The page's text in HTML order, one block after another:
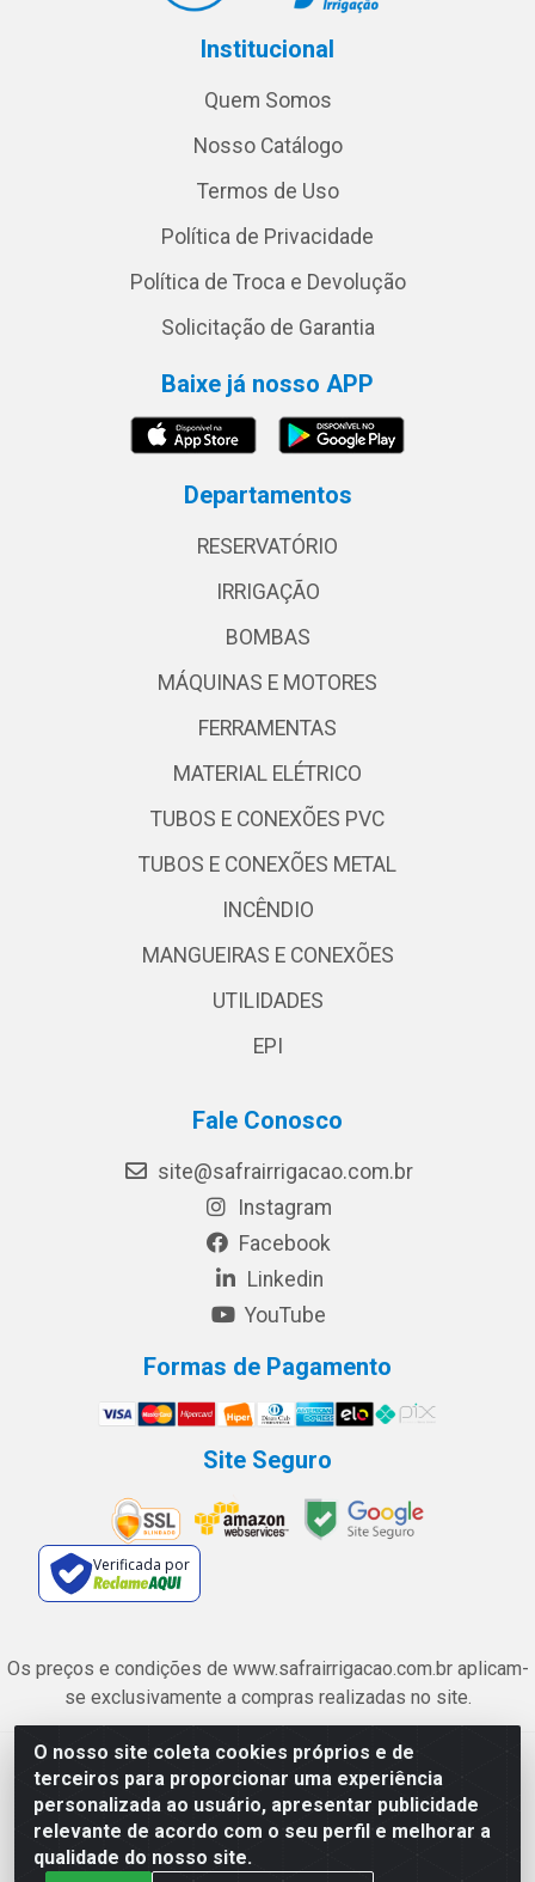
O nosso site coleta cookies próprios e de
terceiros para proporcionar uma experiência
personalizada ao usuário, apresentar publicidade
relevante de acordo com o seu perfil e melhorar a
qualidade do nosso site.
Institucional
Quem Somos
Nosso Catálogo
Termos de Uso
Política de Privacidade
Política de Troca e Devolução
Solicitação de Garantia
Baixe já nosso APP
Departamentos
RESERVATÓRIO
IRRIGAÇÃO
BOMBAS
MÁQUINAS E MOTORES
FERRAMENTAS
MATERIAL ELÉTRICO
TUBOS E CONEXÕES PVC
TUBOS E CONEXÕES METAL
INCÊNDIO
MANGUEIRAS E CONEXÕES
UTILIDADES
EPI
Fale Conosco
site@safrairrigacao.com.br
Instagram
Facebook
Linkedin
YouTube
Formas de Pagamento
Site Seguro
Verificada por
Os preços e condições de www.safrairrigacao.com.br aplicam-
se exclusivamente a compras realizadas no site.
Safra Agrícola e Pecuária LTDA - Avenida Castelo Branco, 5330 -
Esplanada dos Anicuns, Goiânia/GO - CEP 74.433-205 - CNPJ
06.315.490/0001-00